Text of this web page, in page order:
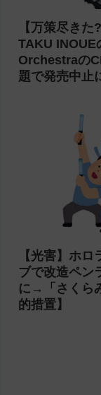
【万策尽き
TAKU
Orchestraの
題で発売中止
【光害】ホ
ブで改造ペン
に→「さくら
的措置】